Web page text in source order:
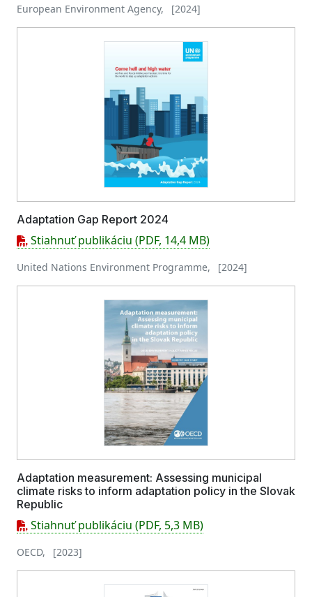
European Environment Agency, [2024]
Adaptation Gap Report 2024
Stiahnuť publikáciu (PDF, 14,4 MB)
United Nations Environment Programme, [2024]
Adaptation measurement: Assessing municipal
climate risks to inform adaptation policy in the Slovak
Republic
Stiahnuť publikáciu (PDF, 5,3 MB)
OECD, [2023]